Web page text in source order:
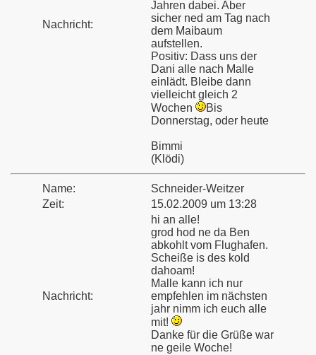
Nachricht:
Jahren dabei. Aber
sicher ned am Tag nach
dem Maibaum
aufstellen.
Positiv: Dass uns der
Dani alle nach Malle
einlädt. Bleibe dann
vielleicht gleich 2
Wochen
Bis
Donnerstag, oder heute
Bimmi
(Klödi)
Name:
Schneider-Weitzer
Zeit:
15.02.2009 um 13:28
Nachricht:
hi an alle!
grod hod ne da Ben
abkohlt vom Flughafen.
Scheiße is des kold
dahoam!
Malle kann ich nur
empfehlen im nächsten
jahr nimm ich euch alle
mit!
Danke für die Grüße war
ne geile Woche!